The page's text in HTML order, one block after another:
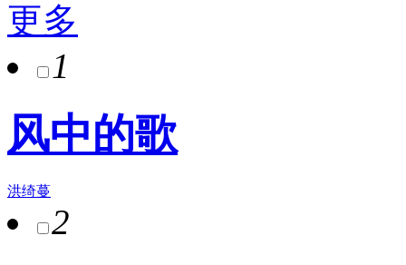
更多
1
风中的歌
洪绮蔓
2